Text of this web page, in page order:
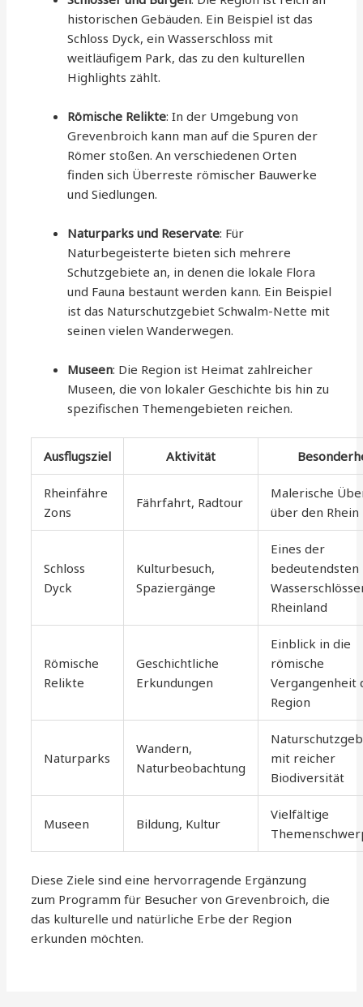
historischen Gebäuden. Ein Beispiel ist das
Schloss Dyck, ein Wasserschloss mit
weitläufigem Park, das zu den kulturellen
Highlights zählt.
Römische Relikte: In der Umgebung von
Grevenbroich kann man auf die Spuren der
Römer stoßen. An verschiedenen Orten
finden sich Überreste römischer Bauwerke
und Siedlungen.
Naturparks und Reservate: Für
Naturbegeisterte bieten sich mehrere
Schutzgebiete an, in denen die lokale Flora
und Fauna bestaunt werden kann. Ein Beispiel
ist das Naturschutzgebiet Schwalm-Nette mit
seinen vielen Wanderwegen.
Museen: Die Region ist Heimat zahlreicher
Museen, die von lokaler Geschichte bis hin zu
spezifischen Themengebieten reichen.
Ausflugsziel Aktivität
Rheinfähre
Zons
Fährfahrt, Radtour
Malerische
über den Rhein
Schloss
Dyck
Kulturbesuch,
Spaziergänge
Eines der
bedeutendsten
Rheinland
Römische
Relikte
Geschichtliche
Erkundungen
Einblick in die
römische
Vergangenheit
Region
Naturparks
Wandern,
Naturbeobachtung
mit reicher
Biodiversität
Museen Bildung, Kultur
Vielfältige
Diese Ziele sind eine hervorragende Ergänzung
zum Programm für Besucher von Grevenbroich, die
das kulturelle und natürliche Erbe der Region
erkunden möchten.